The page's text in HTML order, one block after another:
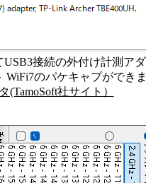
接続の外付け計測ア
WiFi7のパケキャプができ
社サイト）